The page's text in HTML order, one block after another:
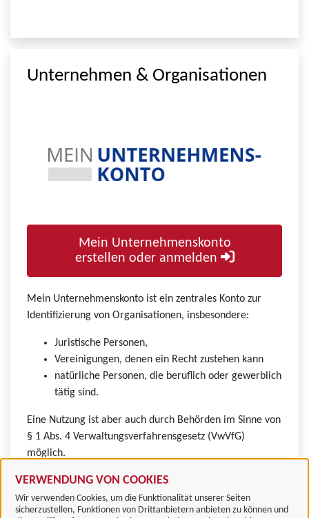
VERWENDUNG VON COOKIES
Wir verwenden Cookies, um die Funktionalität unserer Seiten
sicherzustellen, Funktionen von Drittanbietern anbieten zu können und
Unternehmen & Organisationen
Mein Unternehmenskonto
erstellen oder anmelden
Mein Unternehmenskonto ist ein zentrales Konto zur
Identifizierung von Organisationen, insbesondere:
Juristische Personen,
Vereinigungen, denen ein Recht zustehen kann
natürliche Personen, die beruflich oder gewerblich
tätig sind.
Eine Nutzung ist aber auch durch Behörden im Sinne von
§ 1 Abs. 4 Verwaltungsverfahrensgesetz (VwVfG)
möglich.